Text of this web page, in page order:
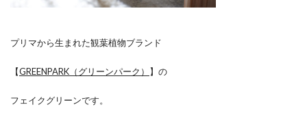
プリマから生まれた観葉植物ブランド
【GREENPARK（グリーンパーク） 】の
フェイクグリーンです。